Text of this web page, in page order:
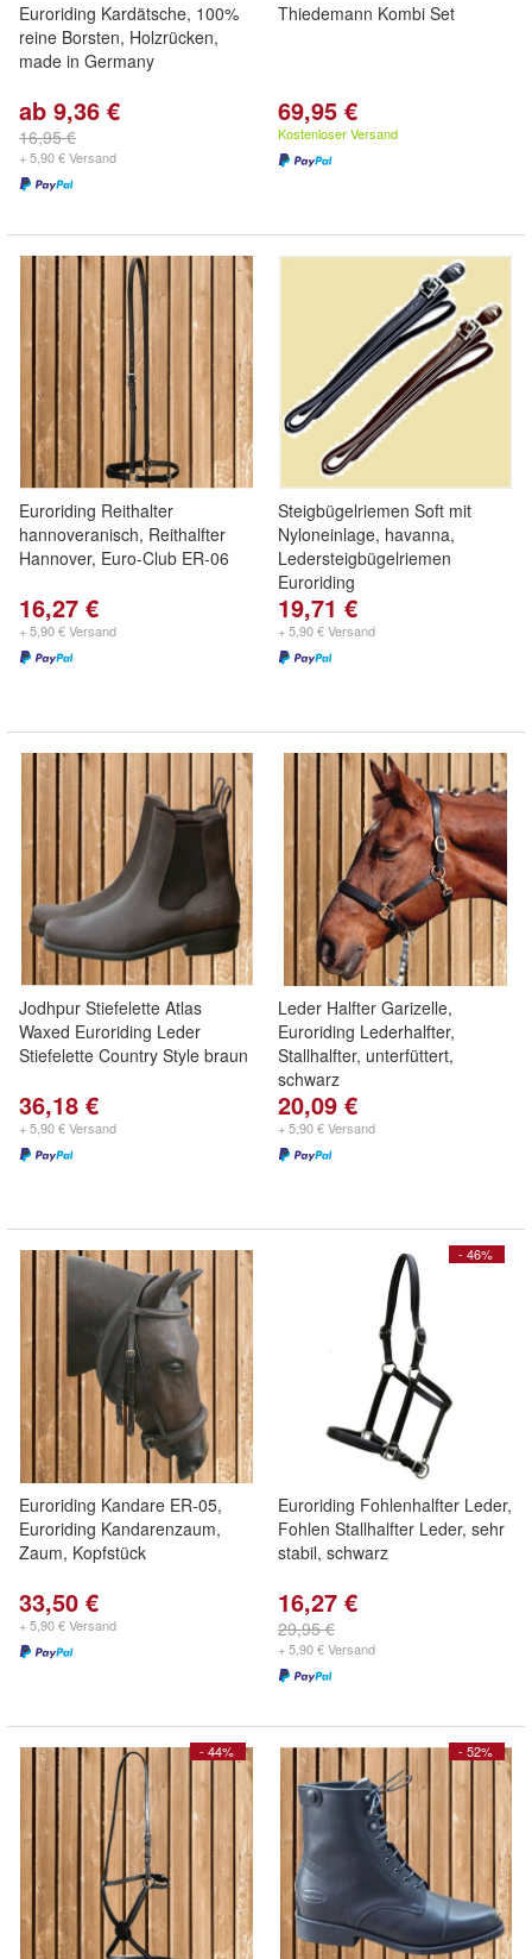
Euroriding Kardätsche, 100%
reine Borsten, Holzrücken,
made in Germany
ab 9,36 €
16,95 €
+ 5,90 € Versand
Thiedemann Kombi Set
69,95 €
Kostenloser Versand
Euroriding Reithalter
hannoveranisch, Reithalfter
Hannover, Euro-Club ER-06
16,27 €
+ 5,90 € Versand
Steigbügelriemen Soft mit
Nyloneinlage, havanna,
Ledersteigbügelriemen
Euroriding
19,71 €
+ 5,90 € Versand
Jodhpur Stiefelette Atlas
Waxed Euroriding Leder
Stiefelette Country Style braun
36,18 €
+ 5,90 € Versand
Leder Halfter Garizelle,
Euroriding Lederhalfter,
Stallhalfter, unterfüttert,
schwarz
20,09 €
+ 5,90 € Versand
Euroriding Kandare ER-05,
Euroriding Kandarenzaum,
Zaum, Kopfstück
33,50 €
+ 5,90 € Versand
- 46%
Euroriding Fohlenhalfter Leder,
Fohlen Stallhalfter Leder, sehr
stabil, schwarz
16,27 €
29,95 €
+ 5,90 € Versand
- 44% - 52%